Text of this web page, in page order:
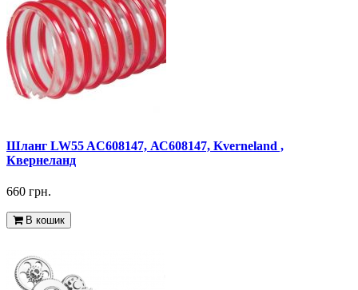
Шланг LW55 AC608147, АС608147, Kverneland ,
Квернеланд
660 грн.
В кошик